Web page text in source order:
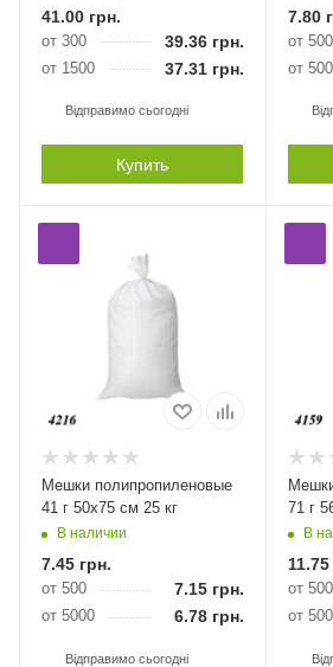
41.00 грн.
от 300 39.36 грн.
от 1500 37.31 грн.
Відправимо сьогодні
Купить
7.80
от 500
от
Мешки полипропиленовые
41 г 50х75 см 25 кг
В наличии
7.45 грн.
от 500 7.15грн.
от 5000 6.78грн.
Відправимо сьогодні
71 г
В
11.75
от 500
от